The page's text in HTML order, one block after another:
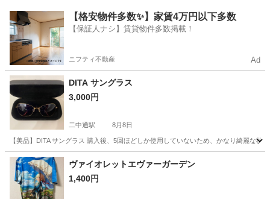
鹿児島 帖佐駅 小物 ソックス
【格安物件多数✨】家賃4万円以下多数
【保証人ナシ】賃貸物件多数掲載！
ニフティ不動産 Ad
DITA サングラス
3,000円
二中通駅 8月8日
【美品】DITA サングラス 購入後、5回ほどしか使用していないため、かなり綺麗な
鹿児島 鹿児島市 二中通駅 小物
ヴァイオレットエヴァーガーデン
1,400円